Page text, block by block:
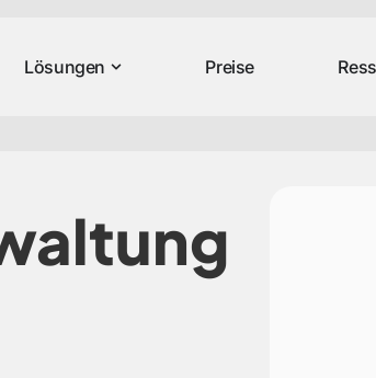
Lösungen Preise